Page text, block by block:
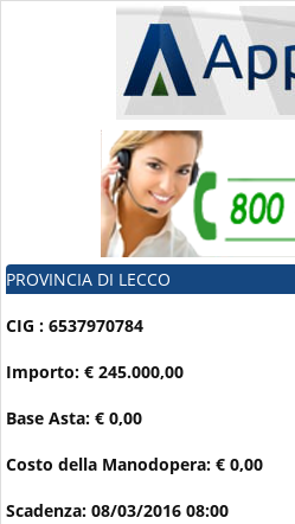
PROVINCIA DI LECCO
CIG : 6537970784
Importo: € 245.000,00
Base Asta: € 0,00
Costo della Manodopera: € 0,00
Scadenza: 08/03/2016 08:00